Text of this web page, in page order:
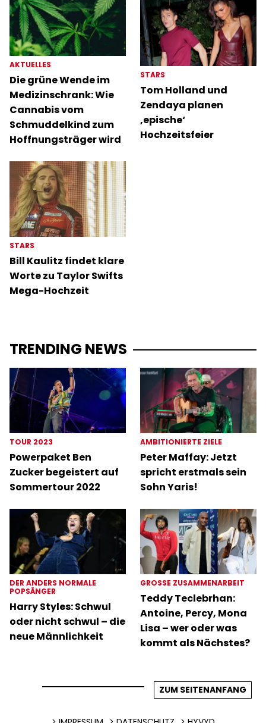
AKTUELLES
Die grüne Wende im
Medizinschrank: Wie
Cannabis vom
Schmuddelkind zum
Hoffnungsträger wird
STARS
Tom Holland und
Zendaya planen
‚epische‘
Hochzeitsfeier
STARS
Bill Kaulitz findet klare
Worte zu Taylor Swifts
Mega-Hochzeit
TRENDING NEWS
TOUR 2023
Powerpaket Ben
Zucker begeistert auf
Sommertour 2022
AMBITIONIERTE ZIELE
Peter Maffay: Jetzt
spricht erstmals sein
Sohn Yaris!
DER ANDERS NORMALE
POPSÄNGER
Harry Styles: Schwul
oder nicht schwul – die
neue Männlichkeit
GROSSE ZUSAMMENARBEIT
Teddy Teclebrhan:
Antoine, Percy, Mona
Lisa – wer oder was
kommt als Nächstes?
ZUM SEITENANFANG